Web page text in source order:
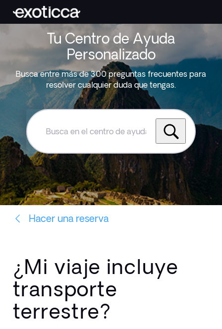
Tu Centro de Ayuda
Personalizado
Busca entre más de 300 preguntas frecuentes para
resolver cualquier duda que tengas.
Busca
el
centro
de
ayuda
de
Exoticca
Hacer una reserva
¿Mi viaje incluye
transporte
terrestre?